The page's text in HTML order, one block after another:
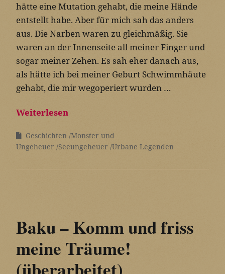
hätte eine Mutation gehabt, die meine Hände
entstellt habe. Aber für mich sah das anders
aus. Die Narben waren zu gleichmäßig. Sie
waren an der Innenseite all meiner Finger und
sogar meiner Zehen. Es sah eher danach aus,
als hätte ich bei meiner Geburt Schwimmhäute
gehabt, die mir wegoperiert wurden …
Weiterlesen
Geschichten Monster und
Ungeheuer Seeungeheuer Urbane Legenden
Baku – Komm und friss
meine Träume!